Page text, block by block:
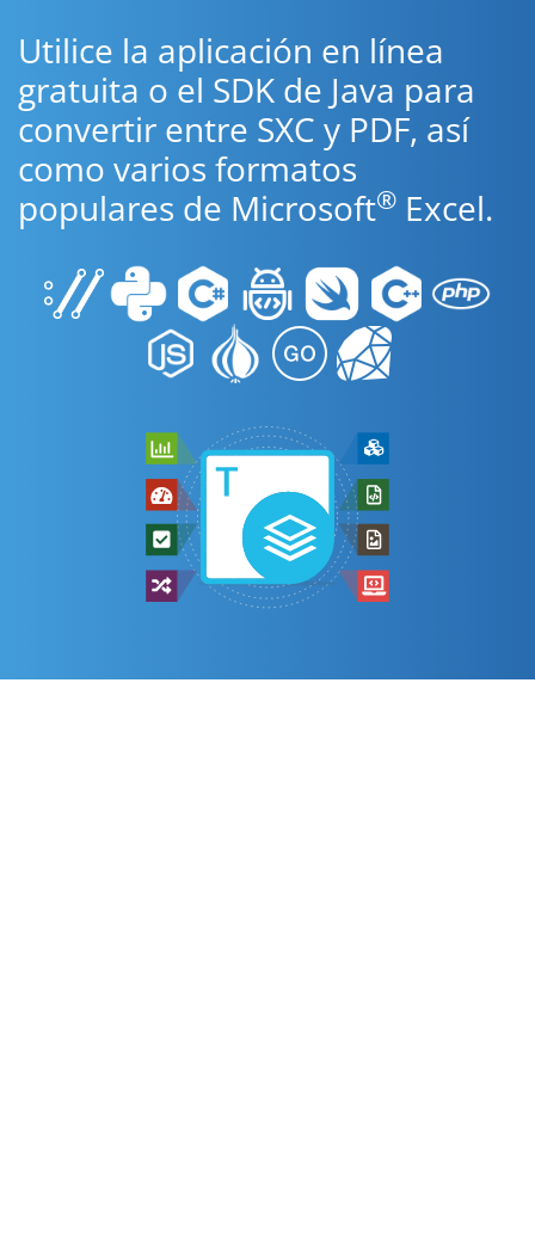
Utilice la aplicación en línea
gratuita o el SDK de Java para
convertir entre SXC y PDF, así
como varios formatos
populares de Microsoft® Excel.